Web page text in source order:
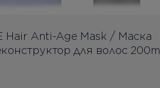
Hair Anti-Age Mask / Маска
для волос 200ml